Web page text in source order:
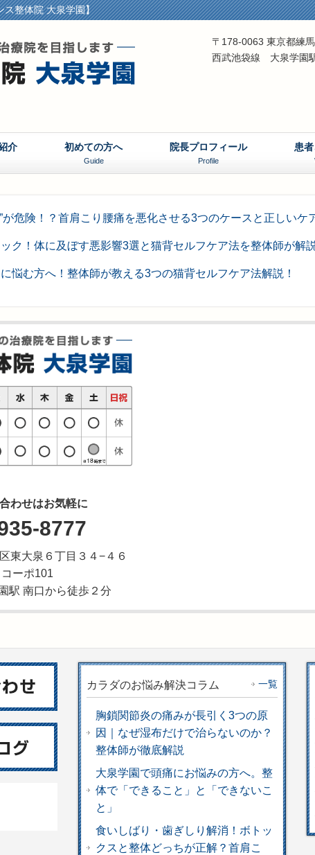
ス整体院 大泉学園】
〒178-0063 東京都練
西武池袋線 大泉学園
介 初めての方へ
Guide
院長プロフィール
Profile
患
が危険！？首肩こり腰痛を悪化させる3つのケースと正しいケ
ク！体に及ぼす悪影響3選と猫背セルフケア法を整体師が解説
悩む方へ！整体師が教える3つの猫背セルフケア法解説！
わせはお気軽に
8777
東大泉６丁目３４−４６
ーポ101
駅 南口から徒歩２分
カラダのお悩み解決コラム 一覧
胸鎖関節炎の痛みが長引く3つの原
因｜なぜ湿布だけで治らないのか？
整体師が徹底解説
大泉学園で頭痛にお悩みの方へ。整
体で「できること」と「できないこ
と」
食いしばり・歯ぎしり解消！ボトッ
クスと整体どっちが正解？首肩こ